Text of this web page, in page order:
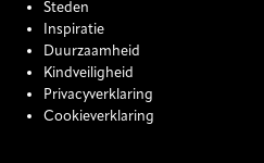
Steden
Inspiratie
Duurzaamheid
Kindveiligheid
Privacyverklaring
Cookieverklaring